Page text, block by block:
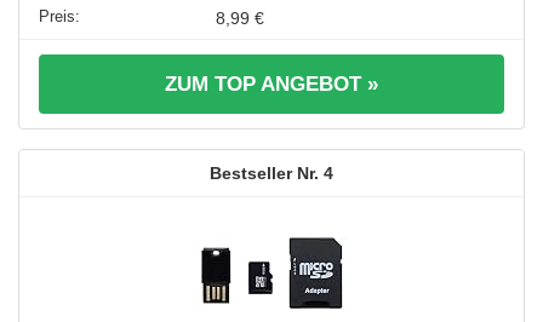
8,99 €
ZUM TOP ANGEBOT »
4